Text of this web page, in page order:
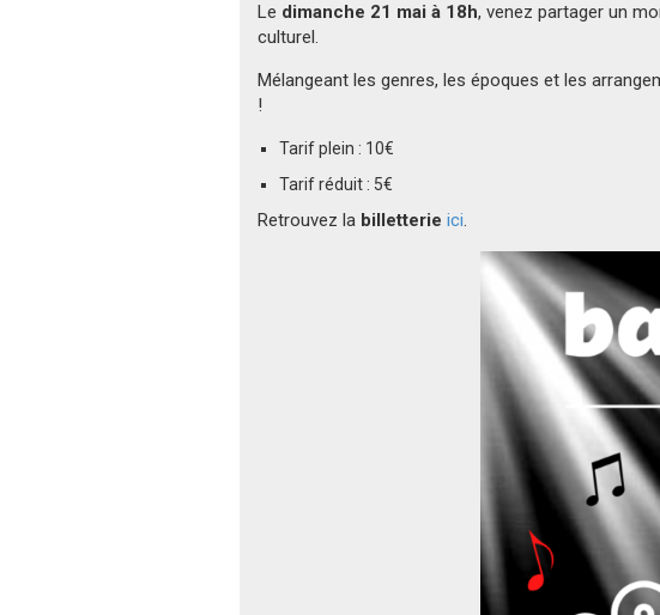
Le dimanche 21 mai à 18h, venez partager un
culturel.
Mélangeant les genres, les époques et les
!
Tarif plein : 10€
Tarif réduit : 5€
Retrouvez la billetterie ici.